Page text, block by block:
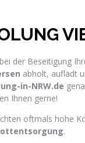
der Beseitigung
abholt, auflädt
in-NRW.de
Ihnen gerne!
oftmals hohe
.